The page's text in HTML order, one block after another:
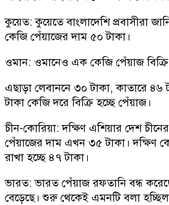
কুয়েত: কুয়েতে বাংলাদেশি প্রবাসীরা
কেজি পেঁয়াজের দাম ৫০ টাকা।
ওমান: ওমানেও এক কেজি পেঁয়াজ বিক্রি
এছাড়া লেবাননে ৩০ টাকা, কাতারে ৪৬
টাকা কেজি দরে বিক্রি হচ্ছে পেঁয়াজ।
চীন-কোরিয়া: দক্ষিণ এশিয়ার দেশ
পেঁয়াজের দাম এখন ৩৫ টাকা। দক্ষিণ
রাখা হচ্ছে ৪৭ টাকা।
ভারত: ভারত পেঁয়াজ রফতানি বন্ধ
বেড়েছে। শুরু থেকেই এমনটি বলা